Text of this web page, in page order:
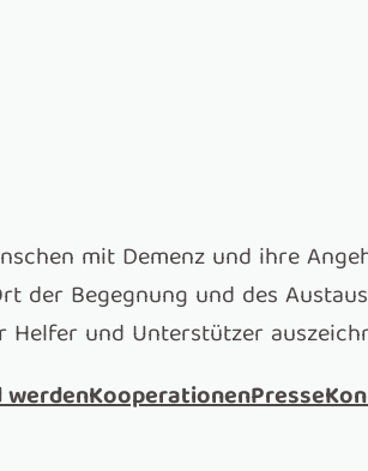
mit Demenz und ihre
der Begegnung und des
und Unterstützer
KooperationenPresse